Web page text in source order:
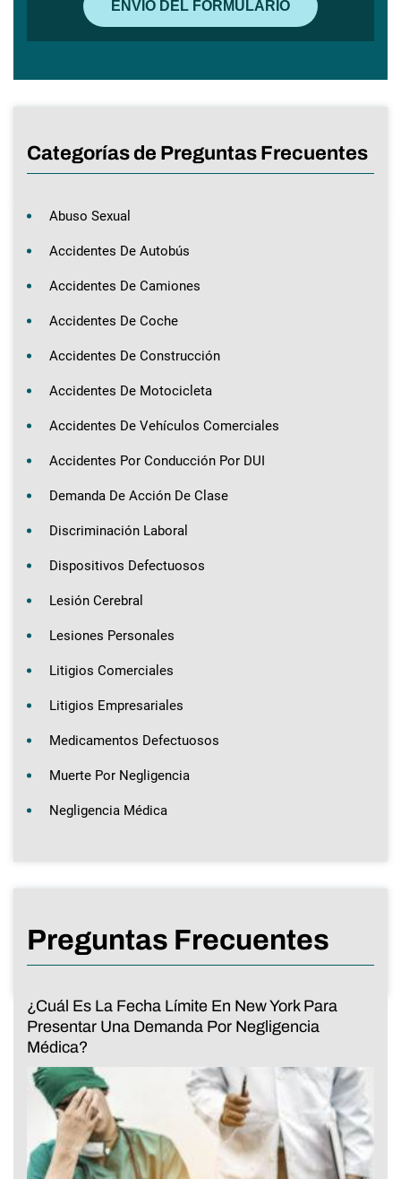
Categorías de Preguntas Frecuentes
Abuso Sexual
Accidentes De Autobús
Accidentes De Camiones
Accidentes De Coche
Accidentes De Construcción
Accidentes De Motocicleta
Accidentes De Vehículos Comerciales
Accidentes Por Conducción Por DUI
Demanda De Acción De Clase
Discriminación Laboral
Dispositivos Defectuosos
Lesión Cerebral
Lesiones Personales
Litigios Comerciales
Litigios Empresariales
Medicamentos Defectuosos
Muerte Por Negligencia
Negligencia Médica
Preguntas Frecuentes
¿Cuál Es La Fecha Límite En New York Para
Presentar Una Demanda Por Negligencia
Médica?